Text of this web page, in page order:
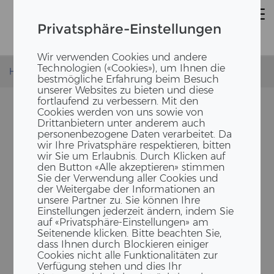
Privatsphäre-Einstellungen
Wir verwenden Cookies und andere
Technologien («Cookies»), um Ihnen die
bestmögliche Erfahrung beim Besuch
unserer Websites zu bieten und diese
fortlaufend zu verbessern. Mit den
Cookies werden von uns sowie von
Drittanbietern unter anderem auch
personenbezogene Daten verarbeitet. Da
wir Ihre Privatsphäre respektieren, bitten
wir Sie um Erlaubnis. Durch Klicken auf
den Button «Alle akzeptieren» stimmen
Sie der Verwendung aller Cookies und
der Weitergabe der Informationen an
unsere Partner zu. Sie können Ihre
Einstellungen jederzeit ändern, indem Sie
auf «Privatsphäre-Einstellungen» am
Seitenende klicken. Bitte beachten Sie,
dass Ihnen durch Blockieren einiger
Cookies nicht alle Funktionalitäten zur
Verfügung stehen und dies Ihr
Homepage Phone
HAUPT­SITZ SCHWEIZ
ERNE AG Holz­bau
Werk­stras­se 3
CH-5080 Lau­fen­burg
+41 (0)62 869 81 81
info(at)erne.net
Ust-​IdNr: DE 812933595
Steu­er Nr: 09 407 / 2704 6
Fi­nanz­amt Kon­stanz